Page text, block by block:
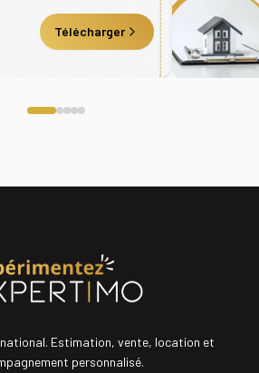
Télécharger
national. Estimation, vente, location et
personnalisé.